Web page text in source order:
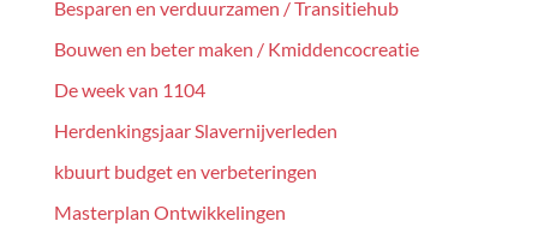
Besparen en verduurzamen / Transitiehub
Bouwen en beter maken / Kmiddencocreatie
De week van 1104
Herdenkingsjaar Slavernijverleden
kbuurt budget en verbeteringen
Masterplan Ontwikkelingen